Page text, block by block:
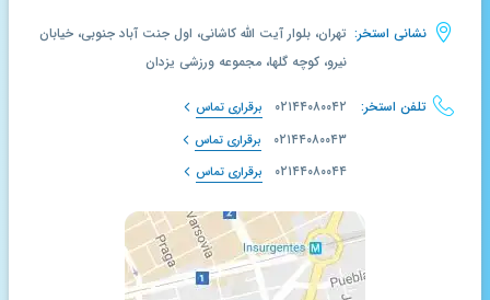
نشانی استخر: تهران، بلوار آیت الله کاشانی، اول جنت آباد جنوبی، خیابان
نیرو، کوچه گلها، مجموعه ورزشی یزدان
تلفن استخر: ۰۲۱۴۴۰۸۰۰۴۲ برقراری تماس
۰۲۱۴۴۰۸۰۰۴۳ برقراری تماس
۰۲۱۴۴۰۸۰۰۴۴ برقراری تماس